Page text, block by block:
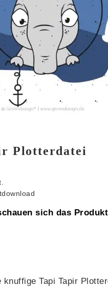
Plotterdatei
sich das
knuffige Tapi Tapir